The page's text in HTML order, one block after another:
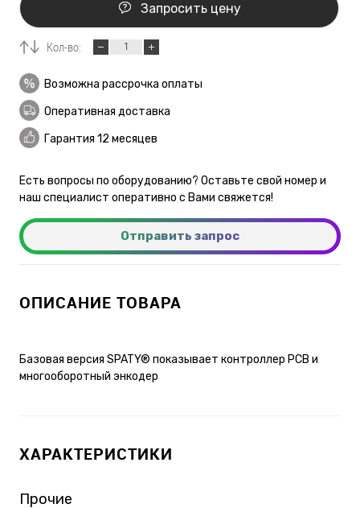
Запросить цену
Кол-во:
Возможна рассрочка оплаты
Оперативная доставка
Гарантия 12 месяцев
Есть вопросы по оборудованию? Оставьте свой номер и
наш специалист оперативно с Вами свяжется!
Отправить запрос
ОПИСАНИЕ ТОВАРА
Базовая версия SPATY® показывает контроллер PCB и
многооборотный энкодер
ХАРАКТЕРИСТИКИ
Прочие